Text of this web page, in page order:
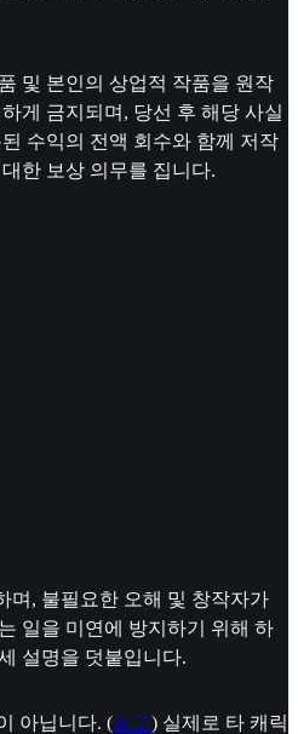
및 본인의 상업적 작품을 원작
게 금지되며, 당선 후 해당 사실
수익의 전액 회수와 함께 저작
한 보상 의무를 집니다.
며, 불필요한 오해 및 창작자가
일을 미연에 방지하기 위해 하
설명을 덧붙입니다.
아닙니다. (참고) 실제로 타 캐릭